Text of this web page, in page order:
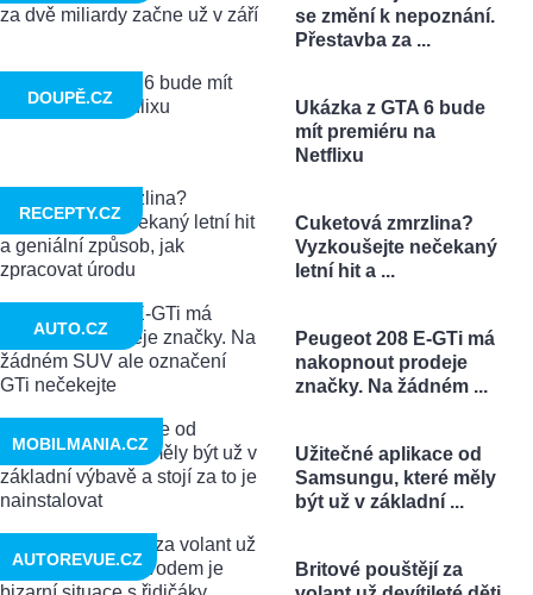
se změní k nepoznání.
Přestavba za ...
Ukázka z GTA 6 bude
mít premiéru na
Netflixu
DOUPĚ.CZ
Cuketová zmrzlina?
Vyzkoušejte nečekaný
letní hit a ...
RECEPTY.CZ
Peugeot 208 E-GTi má
nakopnout prodeje
značky. Na žádném ...
AUTO.CZ
Užitečné aplikace od
Samsungu, které měly
být už v základní ...
MOBILMANIA.CZ
Britové pouštějí za
AUTOREVUE.CZ